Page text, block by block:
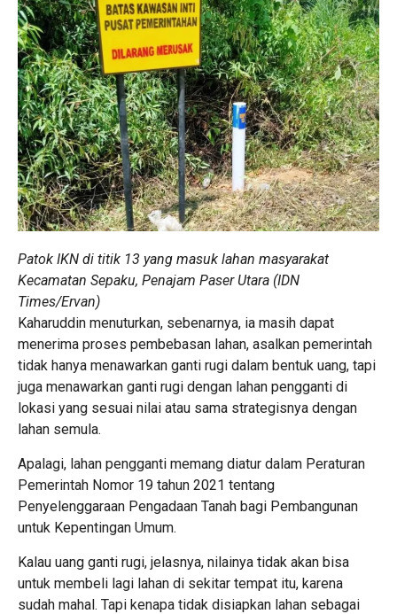
Patok IKN di titik 13 yang masuk lahan masyarakat
Kecamatan Sepaku, Penajam Paser Utara (IDN
Times/Ervan)
Kaharuddin menuturkan, sebenarnya, ia masih dapat
menerima proses pembebasan lahan, asalkan pemerintah
tidak hanya menawarkan ganti rugi dalam bentuk uang, tapi
juga menawarkan ganti rugi dengan lahan pengganti di
lokasi yang sesuai nilai atau sama strategisnya dengan
lahan semula.
Apalagi, lahan pengganti memang diatur dalam Peraturan
Pemerintah Nomor 19 tahun 2021 tentang
Penyelenggaraan Pengadaan Tanah bagi Pembangunan
untuk Kepentingan Umum.
Kalau uang ganti rugi, jelasnya, nilainya tidak akan bisa
untuk membeli lagi lahan di sekitar tempat itu, karena
sudah mahal. Tapi kenapa tidak disiapkan lahan sebagai